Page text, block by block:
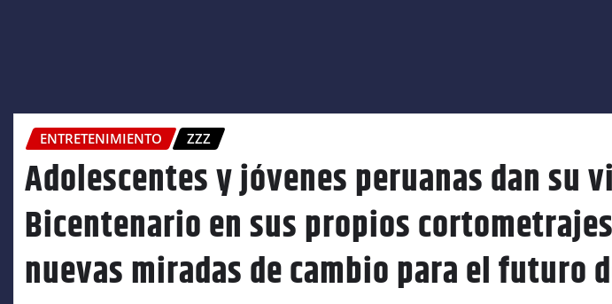
ENTRETENIMIENTO ZZZ
Adolescentes y jóvenes peruanas dan su
Bicentenario en sus propios
nuevas miradas de cambio para el futuro